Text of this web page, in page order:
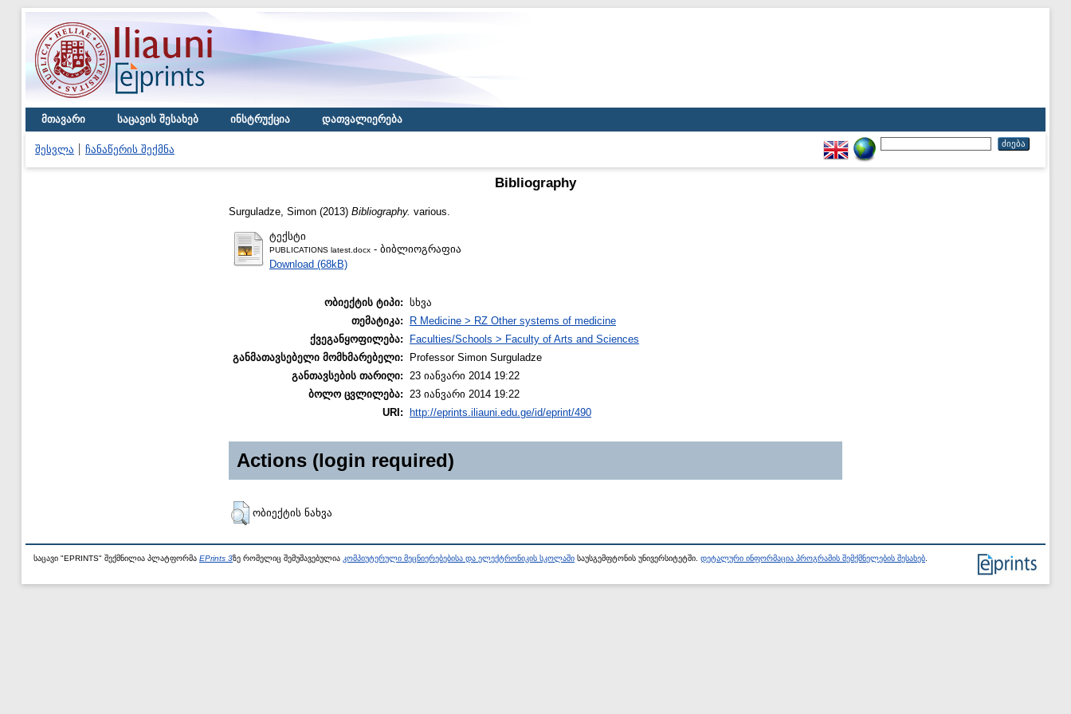
მთავარი საცავის შესახებ ინსტრუქცია დათვალიერება
შესვლა ჩანაწერის შექმნა
Bibliography
Surguladze, Simon (2013) Bibliography. various.
ტექსტი
PUBLICATIONS latest.docx - ბიბლიოგრაფია
Download (68kB)
ობიექტის ტიპი: სხვა
თემატიკა:
R Medicine > RZ Other systems of medicine
ქვეგანყოფილება:
Faculties/Schools > Faculty of Arts and Sciences
განმათავსებელი მომხმარებელი:
Professor Simon Surguladze
განთავსების თარიღი: 23 იანვარი 2014 19:22
ბოლო ცვლილება: 23 იანვარი 2014 19:22
URI:
http://eprints.iliauni.edu.ge/id/eprint/490
Actions (login required)
ობიექტის ნახვა
საცავი "EPRINTS" შექმნილია პლატფორმა EPrints 3ზე რომელიც შემუშავებულია კომპიუტერული მეცნიერებებისა და ელექტრონიკის სკოლაში საუსგემფტონის უნივერსიტეტში. დეტალური ინფორმაცია პროგრამის შემქმნელების შესახებ.